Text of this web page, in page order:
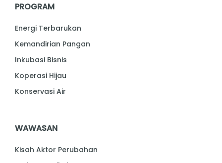
PROGRAM
Energi Terbarukan
Kemandirian Pangan
Inkubasi Bisnis
Koperasi Hijau
Konservasi Air
WAWASAN
Kisah Aktor Perubahan